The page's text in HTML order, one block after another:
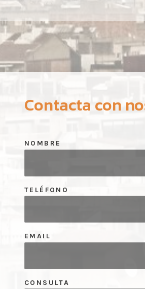
Contacta con
NOMBRE
TELÉFONO
EMAIL
CONSULTA